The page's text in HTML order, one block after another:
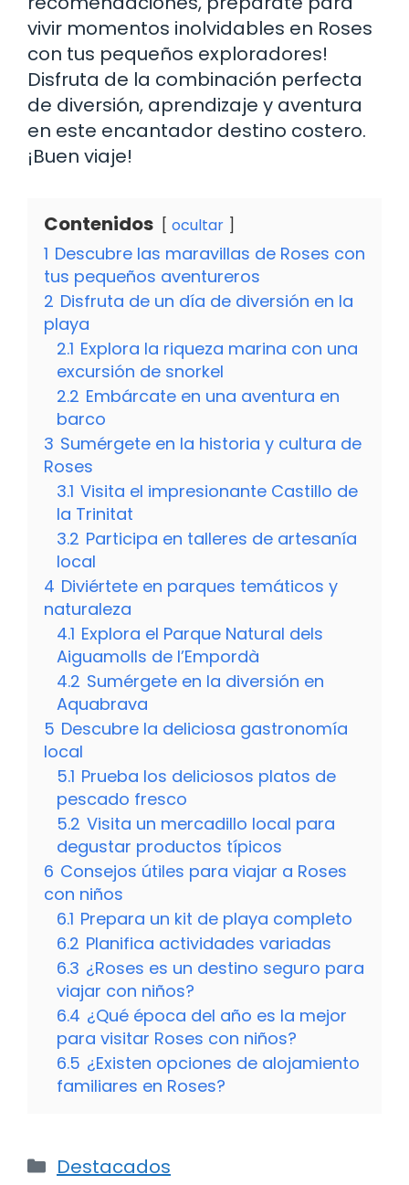
vivir momentos inolvidables en Roses
con tus pequeños exploradores!
Disfruta de la combinación perfecta
de diversión, aprendizaje y aventura
en este encantador destino costero.
¡Buen viaje!
Contenidos ocultar
1 Descubre las maravillas de Roses con
tus pequeños aventureros
2 Disfruta de un día de diversión en la
playa
2.1 Explora la riqueza marina con una
excursión de snorkel
2.2 Embárcate en una aventura en
barco
3 Sumérgete en la historia y cultura de
Roses
3.1 Visita el impresionante Castillo de
la Trinitat
3.2 Participa en talleres de artesanía
local
4 Diviértete en parques temáticos y
naturaleza
4.1 Explora el Parque Natural dels
Aiguamolls de l’Empordà
4.2 Sumérgete en la diversión en
Aquabrava
5 Descubre la deliciosa gastronomía
local
5.1 Prueba los deliciosos platos de
pescado fresco
5.2 Visita un mercadillo local para
degustar productos típicos
6 Consejos útiles para viajar a Roses
con niños
6.1 Prepara un kit de playa completo
6.2 Planifica actividades variadas
6.3 ¿Roses es un destino seguro para
viajar con niños?
6.4 ¿Qué época del año es la mejor
para visitar Roses con niños?
6.5 ¿Existen opciones de alojamiento
familiares en Roses?
Categorías
Destacados